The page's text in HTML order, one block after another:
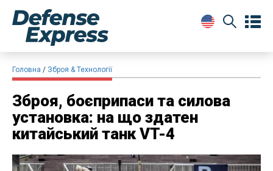
Головна Зброя & Технології
Зброя, боєприпаси та силова
установка: на що здатен
китайський танк VT-4